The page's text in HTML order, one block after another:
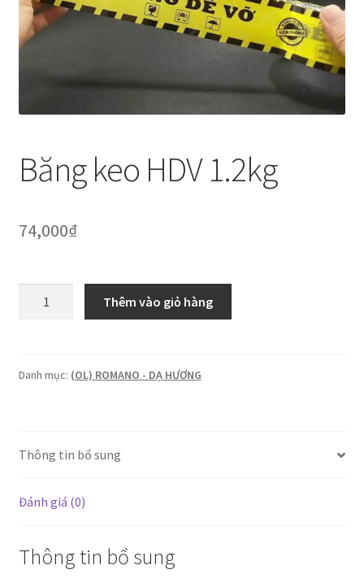
Thanh toán
Băng keo HDV 1.2kg
74,000₫
số
Thêm vào giỏ hàng
Danh mục: (OL) ROMANO - DẠ HƯƠNG
Thông tin bổ sung
Đánh giá (0)
Thông tin bổ sung